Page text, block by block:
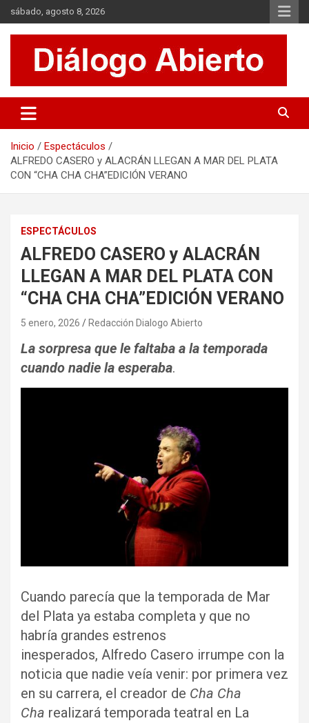
Saltar
al
contenido
sábado, agosto 8, 2026
Diálogo Abierto
Se tratan diversos temas de actualidad buscando hacer un
aporte a la sociedad, brindando información relevante de lo que
Inicio
Espectáculos
ALFREDO CASERO y ALACRÁN LLEGAN A MAR DEL PLATA
CON “CHA CHA CHA”EDICIÓN VERANO
ESPECTÁCULOS
ALFREDO CASERO y ALACRÁN
LLEGAN A MAR DEL PLATA CON
“CHA CHA CHA”EDICIÓN VERANO
5 enero, 2026 Redacción Dialogo Abierto
La sorpresa que le faltaba a la temporada
cuando nadie la esperaba.
Cuando parecía que la temporada de Mar
del Plata ya estaba completa y que no
habría grandes estrenos
inesperados, Alfredo Casero irrumpe con la
noticia que nadie veía venir: por primera vez
en su carrera, el creador de Cha Cha
Cha realizará temporada teatral en La